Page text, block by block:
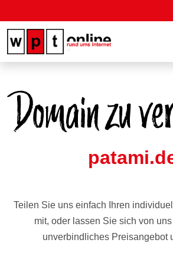
Teilen Sie uns einfach Ihren
mit, oder lassen Sie sich von
unverbindliches Preisangebot